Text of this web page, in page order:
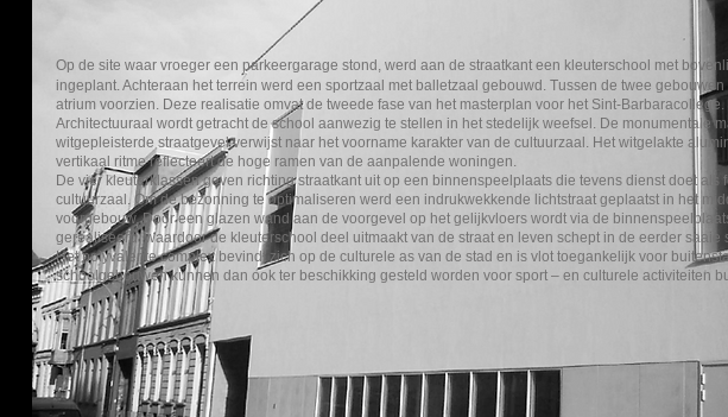
Op de site waar vroeger een parkeergarage stond, werd aan de straatkant een kleuterschool met
ingeplant. Achteraan het terrein werd een sportzaal met balletzaal gebouwd. Tussen de twee gebouwen
atrium voorzien. Deze realisatie omvat de tweede fase van het masterplan voor het Sint-Barbaracollege.
Architectuuraal wordt getracht de school aanwezig te stellen in het stedelijk weefsel. De monumentale
witgepleisterde straatgevel verwijst naar het voorname karakter van de cultuurzaal. Het witgelakte
vertikaal ritme reflecteert de hoge ramen van de aanpalende woningen.
De vier kleuterklassen geven richting straatkant uit op een binnenspeelplaats die tevens dienst doet als
cultuurzaal. Om de bezonning te optimaliseren werd een indrukwekkende lichtstraat geplaatst in het
voorgebouw. Door een glazen wand aan de voorgevel op het gelijkvloers wordt via de
gerealiseerd, waardoor de kleuterschool deel uitmaakt van de straat en leven schept in de eerder saaie
Het polyvalente complex bevindt zich op de culturele as van de stad en is vlot toegankelijk voor
schoolgebouwen kunnen dan ook ter beschikking gesteld worden voor sport – en culturele activiteiten